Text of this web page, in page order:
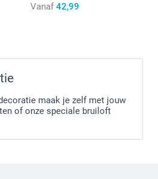
Vanaf 42,99
maak je zelf met jouw
of onze speciale bruiloft